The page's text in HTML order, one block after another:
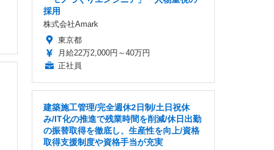
採用
株式会社Amark
東京都
月給22万2,000円～40万円
正社員
建築施工管理/完全週休2日制/土日祝休
み/IT化の推進で残業時間を削減/休日出勤
の振替取得を徹底し、生産性を向上/資格
取得支援制度や資格手当が充実